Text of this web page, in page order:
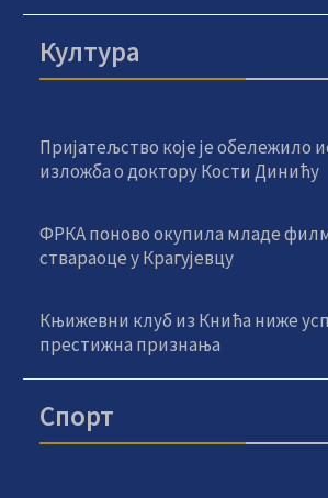
Култура
Пријатељство које је обележило
изложба о доктору Кости Динићу
ФРКА поново окупила младе
ствараоце у Крагујевцу
Књижевни клуб из Кнића ниже
престижна признања
Спорт